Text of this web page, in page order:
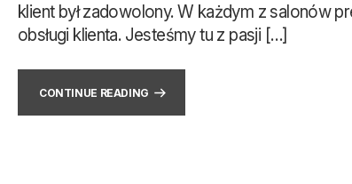
klient był zadowolony. W każdym z salonów
obsługi klienta. Jesteśmy tu z pasji […]
CONTINUE READING